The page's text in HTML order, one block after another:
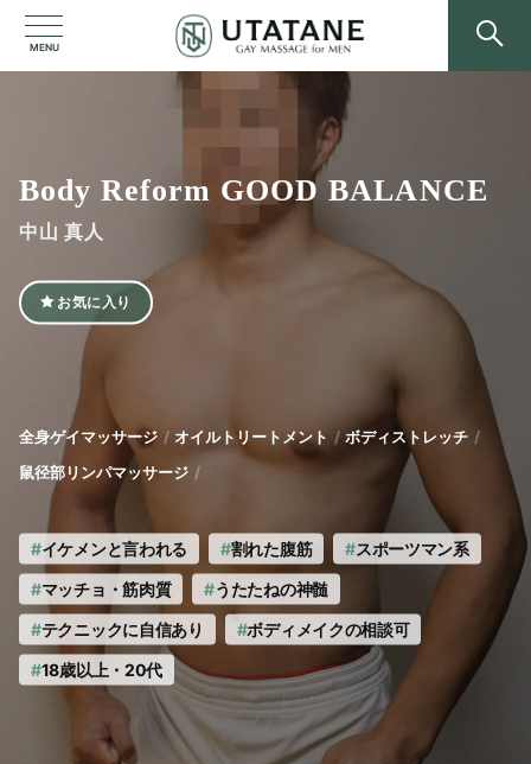
MENU
Body Reform GOOD BALANCE
中山 真人
お気に入り
全身ゲイマッサージ オイルトリートメント
ボディストレッチ
鼠径部リンパマッサージ
イケメンと言われる 割れた腹筋
スポーツマン系
マッチョ・筋肉質
うたたねの神髄
テクニックに自信あり
ボディメイクの相談可
18歳以上・20代